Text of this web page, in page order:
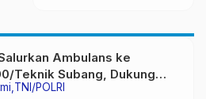
TNI/POLRI
Ambulans ke
Teknik Subang, Dukung
Kesehatan Masyarakat